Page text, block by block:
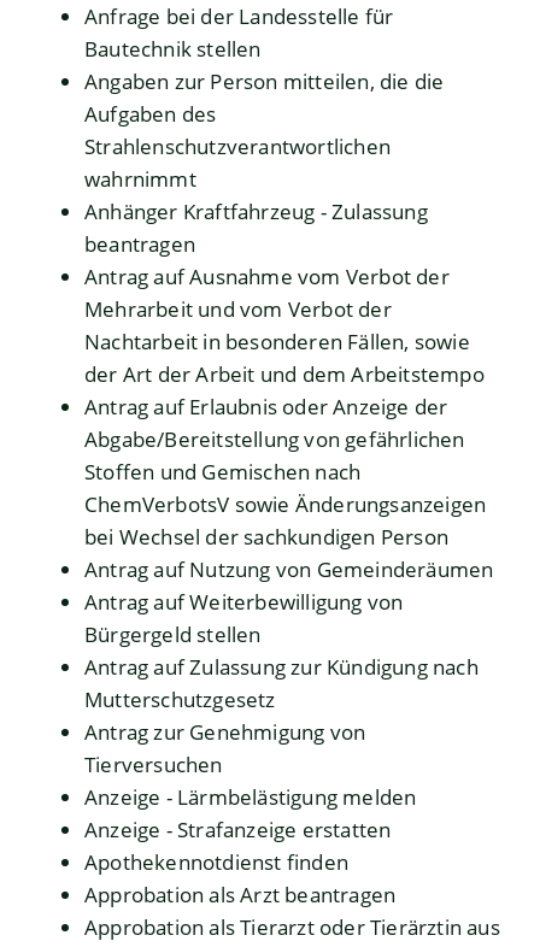
Anfrage bei der Landesstelle für
Bautechnik stellen
Angaben zur Person mitteilen, die die
Aufgaben des
Strahlenschutzverantwortlichen
wahrnimmt
Anhänger Kraftfahrzeug - Zulassung
beantragen
Antrag auf Ausnahme vom Verbot der
Mehrarbeit und vom Verbot der
Nachtarbeit in besonderen Fällen, sowie
der Art der Arbeit und dem Arbeitstempo
Antrag auf Erlaubnis oder Anzeige der
Abgabe/Bereitstellung von gefährlichen
Stoffen und Gemischen nach
ChemVerbotsV sowie Änderungsanzeigen
bei Wechsel der sachkundigen Person
Antrag auf Nutzung von Gemeinderäumen
Antrag auf Weiterbewilligung von
Bürgergeld stellen
Antrag auf Zulassung zur Kündigung nach
Mutterschutzgesetz
Antrag zur Genehmigung von
Tierversuchen
Anzeige - Lärmbelästigung melden
Anzeige - Strafanzeige erstatten
Apothekennotdienst finden
Approbation als Arzt beantragen
Approbation als Tierarzt oder Tierärztin aus